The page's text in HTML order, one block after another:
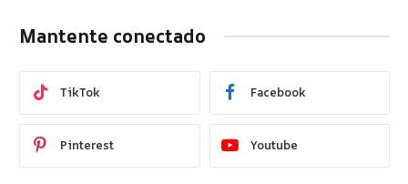
Mantente conectado
TikTok Facebook
Pinterest Youtube